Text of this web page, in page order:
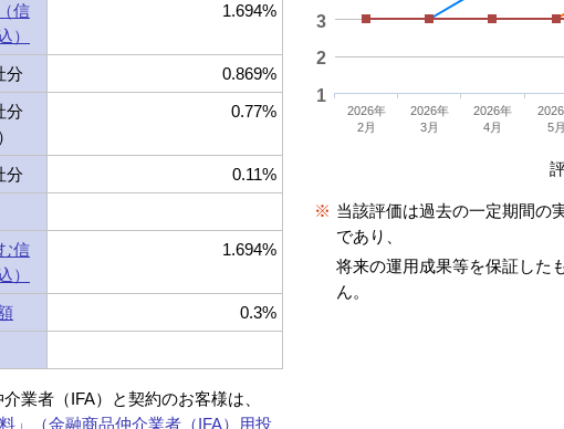
信
）
1.694%
分
0.869%
分
0.77%
分
0.11%
信
）
1.694%
0.3%
業者（IFA）と契約のお客様は、
料」（金融商品仲介業者（IFA）用投
2026年
2月
2026年
3月
2026年
4月
5月
1
2
3
※ 当該評価は過去の一定期間の
であり、
将来の運用成果等を保証した
ん。